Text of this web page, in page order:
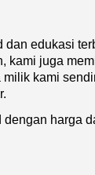
dan edukasi
kami juga
kami
dengan harga